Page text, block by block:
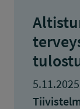
5.11.2025